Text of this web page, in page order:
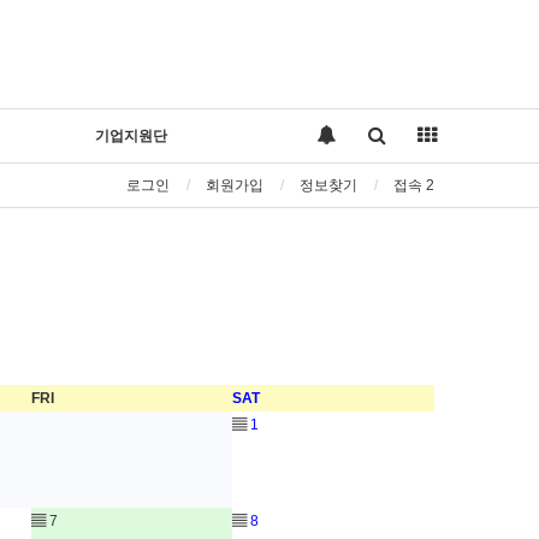
기업지원단
로그인 회원가입 정보찾기 접속 2
FRI
SAT
▤ 1
▤ 7 ▤ 8